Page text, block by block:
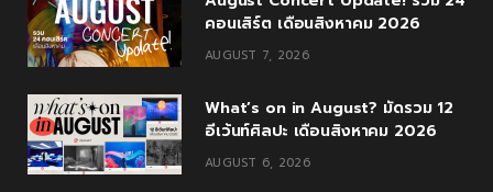
o
k
l
u
a
m
คอนเสิร์ต เดือนสิงหาคม 2026
AUGUST 7, 2026
What’s on in August? มัดรวม 12
อีเว้นท์ศิลปะ เดือนสิงหาคม 2026
AUGUST 6, 2026